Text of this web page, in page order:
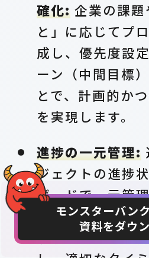
モンスターバン
資料をダウ
CONTACT
確化:企業の課題
と」に応じてプ
成し、優先度設
ーン（中間目標
とで、計画的か
を実現します。
進捗の一元管理:
ジェクトの進捗
ボードで一元管
れにより、田中
規事業の状況を